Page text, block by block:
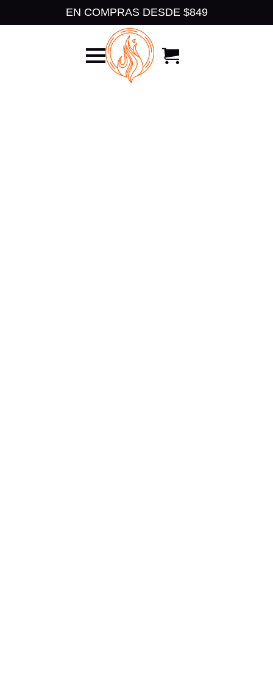
EN COMPRAS DESDE $849